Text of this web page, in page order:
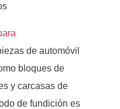
de automóvil
bloques de
y carcasas de
de fundición es